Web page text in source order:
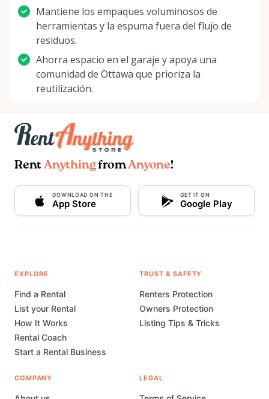
Mantiene los empaques voluminosos de
herramientas y la espuma fuera del flujo de
residuos.
Ahorra espacio en el garaje y apoya una
comunidad de Ottawa que prioriza la
reutilización.
Rent AnythingfromAnyone!
DOWNLOAD ON THE
App Store
GET IT ON
Google Play
EXPLORE
Find a Rental
List your Rental
How It Works
Rental Coach
Start a Rental Business
TRUST & SAFETY
Renters Protection
Owners Protection
Listing Tips & Tricks
COMPANY LEGAL